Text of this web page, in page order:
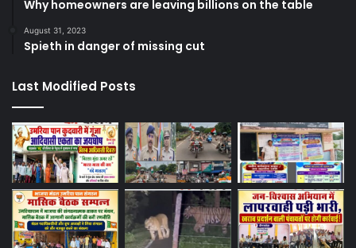
Why homeowners are leaving billions on the table
August 31, 2023
Spieth in danger of missing cut
Last Modified Posts